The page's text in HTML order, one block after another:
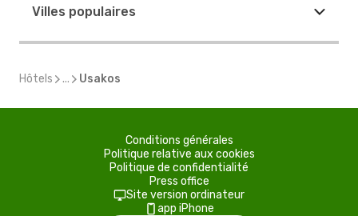
Villes populaires
Hôtels ... Usakos
Conditions générales
Politique relative aux cookies
Politique de confidentialité
Press office
Site version ordinateur
app iPhone